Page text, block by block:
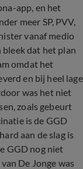
app, en het
meer SP, PVV,
vanaf medio
dat het plan
omdat het
en bij heel lage
was het niet
zoals gebeurt
is de GGD
aan de slag is
GGD nog niet
De Jonge was